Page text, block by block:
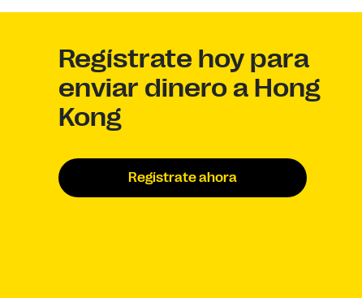
Regístrate hoy para
enviar dinero a Hong
Kong
Regístrate ahora